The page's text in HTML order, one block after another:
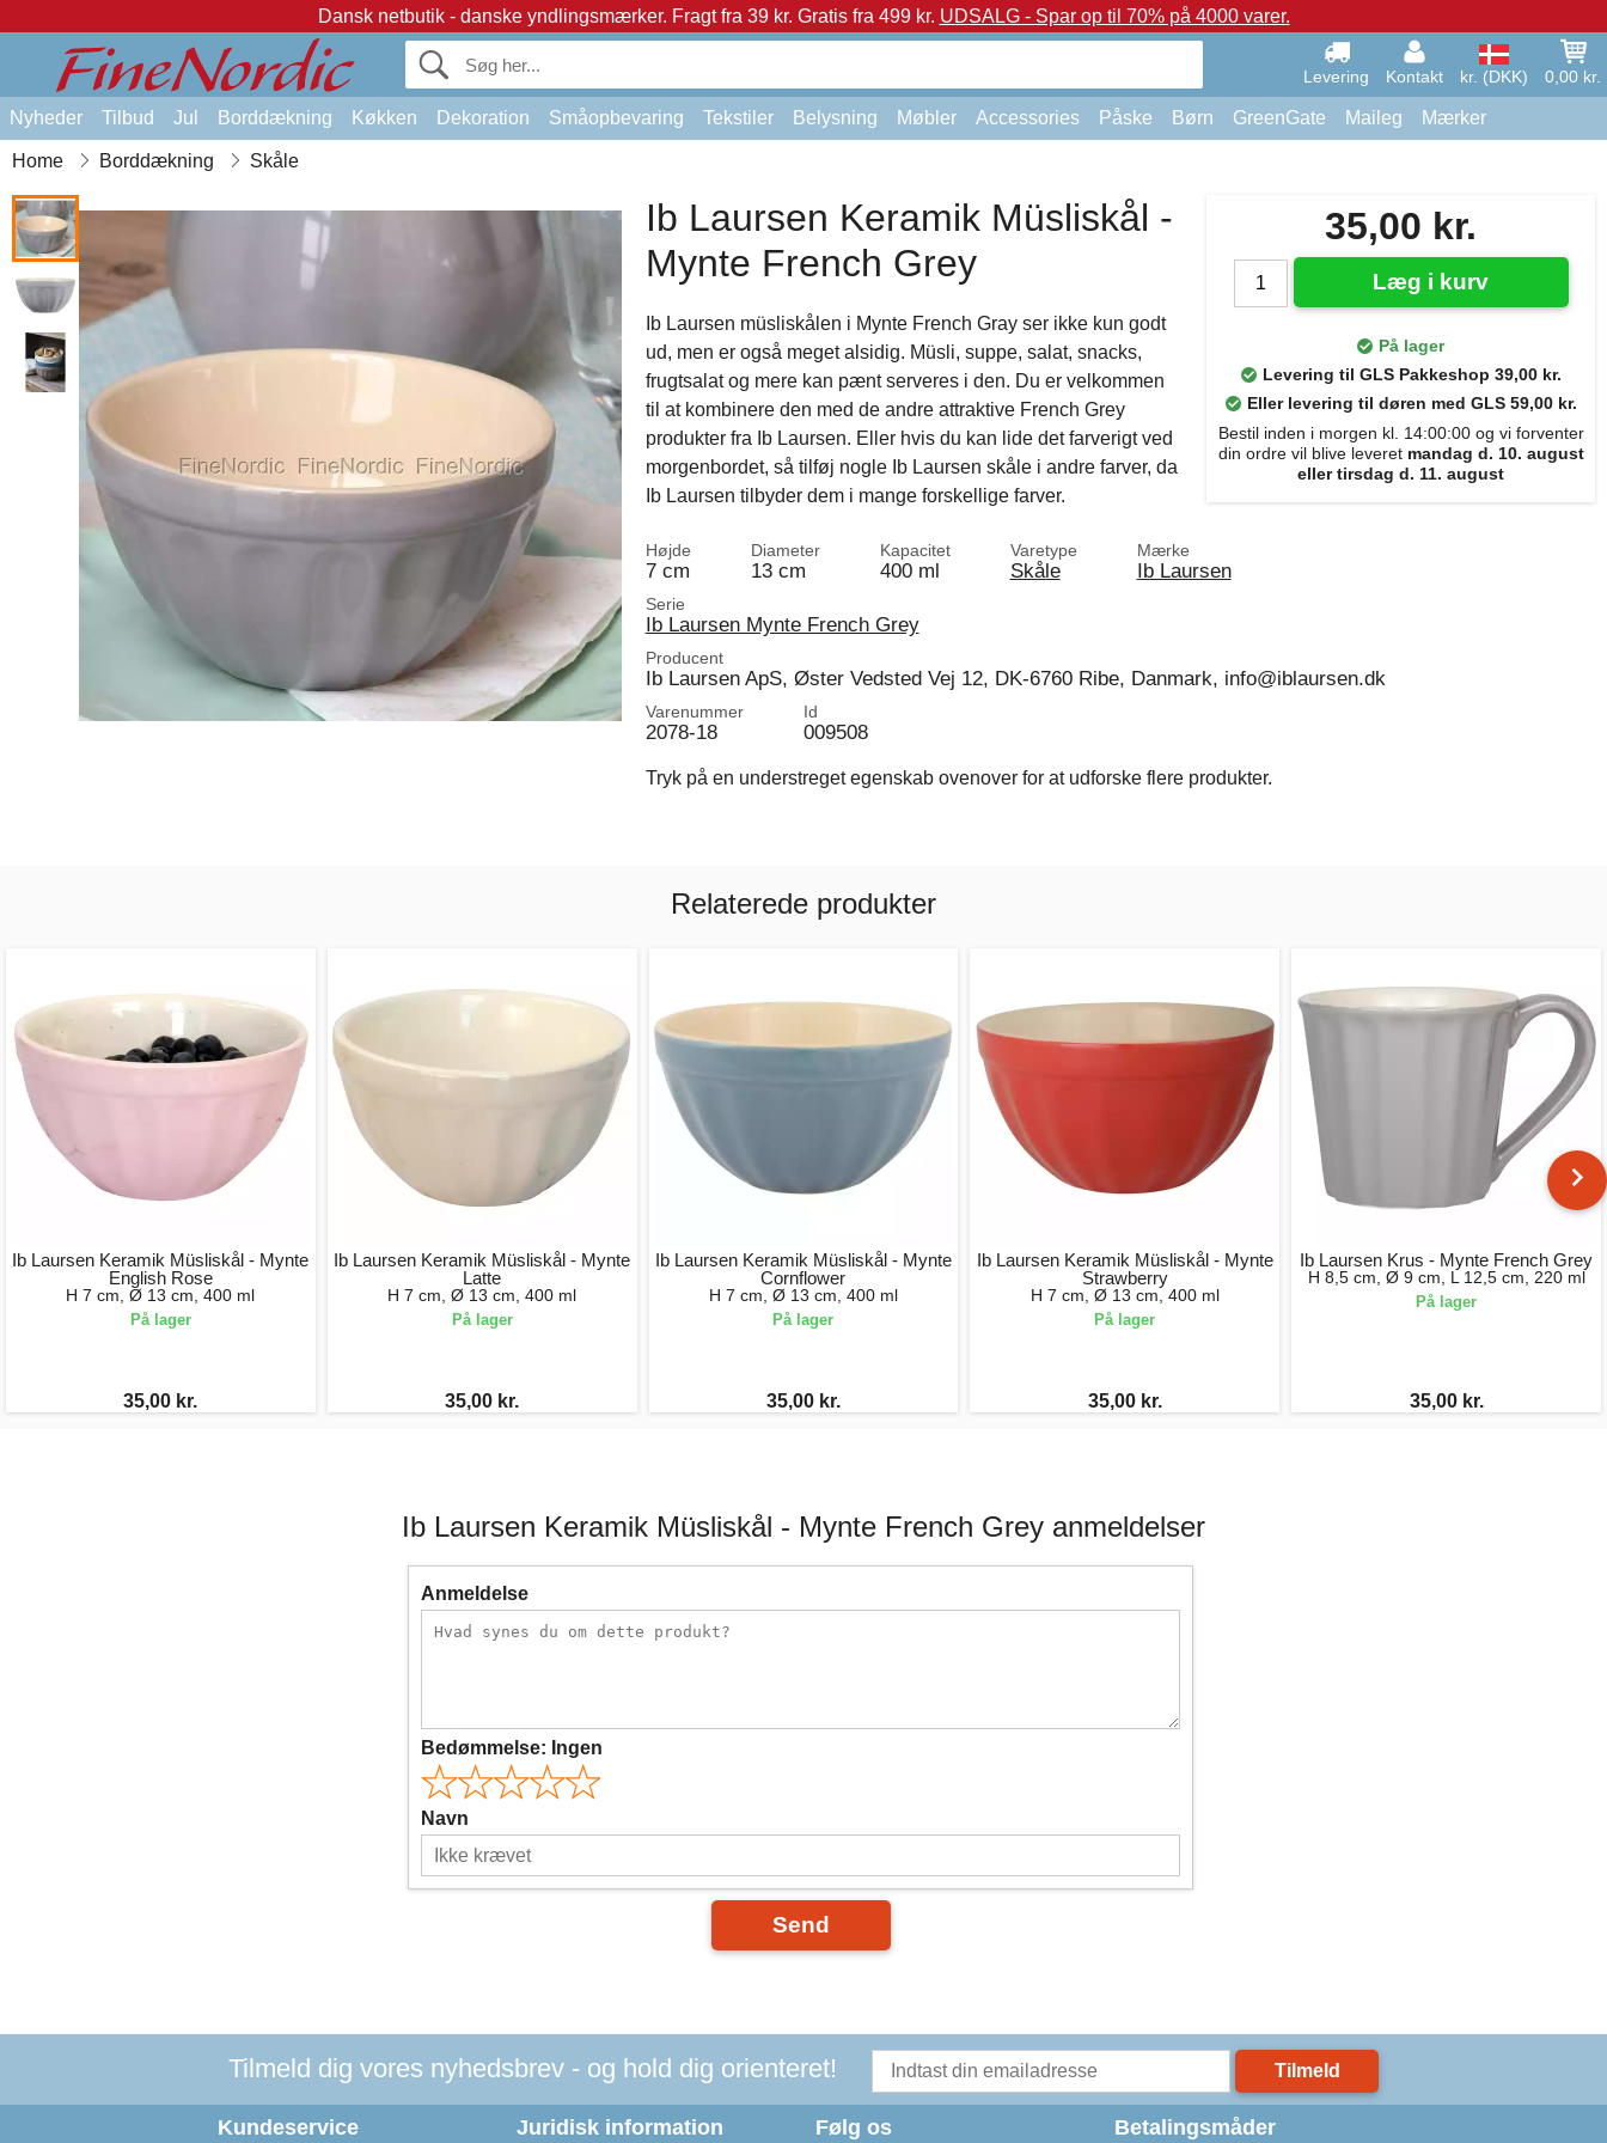
Dansk netbutik - danske yndlingsmærker. Fragt fra 39 kr. Gratis fra 499 kr. UDSALG - Spar op til 70% på 4000 varer.
Levering Kontakt kr. (DKK) 0,00 kr.
Nyheder Tilbud Jul Borddækning Køkken Dekoration Småopbevaring Tekstiler Belysning Møbler Accessories Påske Børn GreenGate Maileg Mærker
Home Borddækning Skåle
35,00 kr.
Læg i kurv
På lager
Levering til GLS Pakkeshop 39,00 kr.
Eller levering til døren med GLS 59,00 kr.
Bestil inden i morgen kl. 14:00:00 og vi forventer
din ordre vil blive leveret mandag d. 10. august
eller tirsdag d. 11. august
Ib Laursen Keramik Müsliskål -
Mynte French Grey
Ib Laursen müsliskålen i Mynte French Gray ser ikke kun godt
ud, men er også meget alsidig. Müsli, suppe, salat, snacks,
frugtsalat og mere kan pænt serveres i den. Du er velkommen
til at kombinere den med de andre attraktive French Grey
produkter fra Ib Laursen. Eller hvis du kan lide det farverigt ved
morgenbordet, så tilføj nogle Ib Laursen skåle i andre farver, da
Ib Laursen tilbyder dem i mange forskellige farver.
Højde
7 cm
Diameter
13 cm
Kapacitet
400 ml
Varetype
Skåle
Mærke
Ib Laursen
Serie
Ib Laursen Mynte French Grey
Producent
Ib Laursen ApS, Øster Vedsted Vej 12, DK-6760 Ribe, Danmark, info@iblaursen.dk
Varenummer
2078-18
Id
009508
Tryk på en understreget egenskab ovenover for at udforske flere produkter.
Relaterede produkter
Ib Laursen Keramik Müsliskål - Mynte
English Rose
H 7 cm, Ø 13 cm, 400 ml
På lager
35,00 kr.
Ib Laursen Keramik Müsliskål - Mynte
Latte
H 7 cm, Ø 13 cm, 400 ml
På lager
35,00 kr.
Ib Laursen Keramik Müsliskål - Mynte
Cornflower
H 7 cm, Ø 13 cm, 400 ml
På lager
35,00 kr.
Ib Laursen Keramik Müsliskål - Mynte
Strawberry
H 7 cm, Ø 13 cm, 400 ml
På lager
35,00 kr.
Ib Laursen Krus - Mynte French Grey
H 8,5 cm, Ø 9 cm, L 12,5 cm, 220 ml
På lager
35,00 kr.
Ib Laursen Keramik Müsliskål - Mynte French Grey anmeldelser
Anmeldelse
Bedømmelse: Ingen
Navn
Send
Tilmeld dig vores nyhedsbrev - og hold dig orienteret! Tilmeld
Kundeservice Juridisk information Følg os Betalingsmåder